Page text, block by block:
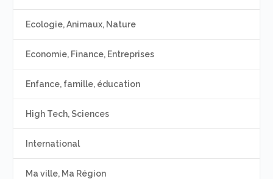
Ecologie, Animaux, Nature
Economie, Finance, Entreprises
Enfance, famille, éducation
High Tech, Sciences
International
Ma ville, Ma Région